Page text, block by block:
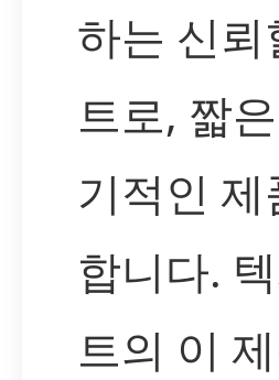
하는 신
트로, 짧
기적인
합니다.
트의 이